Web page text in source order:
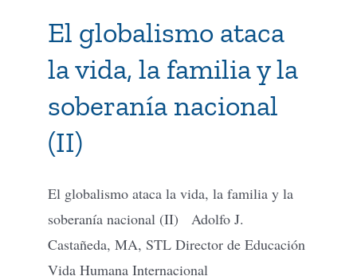
El globalismo ataca
la vida, la familia y la
soberanía nacional
(II)
El globalismo ataca la vida, la familia y la
soberanía nacional (II) Adolfo J.
Castañeda, MA, STL Director de Educación
Vida Humana Internacional